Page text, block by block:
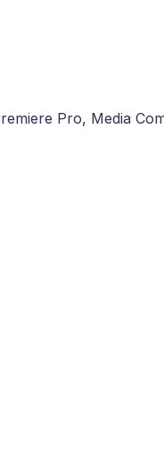
Pro, Media